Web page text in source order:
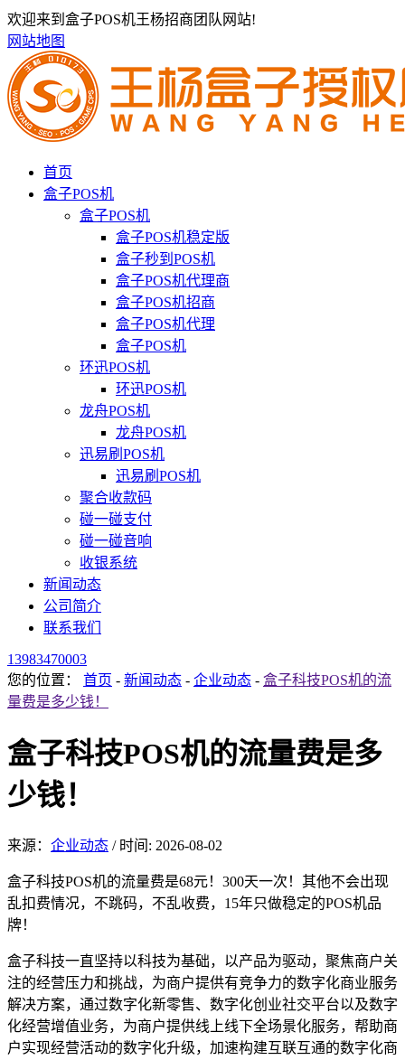
欢迎来到盒子POS机王杨招商团队网站!
网站地图
首页
盒子POS机
盒子POS机
盒子POS机稳定版
盒子秒到POS机
盒子POS机代理商
盒子POS机招商
盒子POS机代理
盒子POS机
环迅POS机
环迅POS机
龙舟POS机
龙舟POS机
迅易刷POS机
迅易刷POS机
聚合收款码
碰一碰支付
碰一碰音响
收银系统
新闻动态
公司简介
联系我们
13983470003
您的位置： 首页 - 新闻动态 - 企业动态 - 盒子科技POS机的流
量费是多少钱！
盒子科技POS机的流量费是多
少钱！
来源： 企业动态 / 时间: 2026-08-02
盒子科技POS机的流量费是68元！300天一次！其他不会出现
乱扣费情况，不跳码，不乱收费，15年只做稳定的POS机品
牌！
盒子科技一直坚持以科技为基础，以产品为驱动，聚焦商户关
注的经营压力和挑战，为商户提供有竞争力的数字化商业服务
解决方案，通过数字化新零售、数字化创业社交平台以及数字
化经营增值业务，为商户提供线上线下全场景化服务，帮助商
户实现经营活动的数字化升级，加速构建互联互通的数字化商